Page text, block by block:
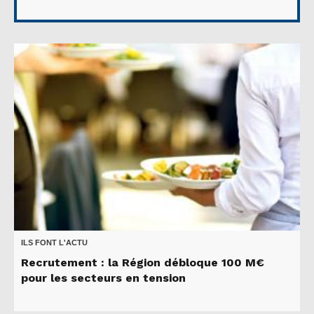
ILS FONT L'ACTU
Recrutement : la Région débloque 100 M€
pour les secteurs en tension